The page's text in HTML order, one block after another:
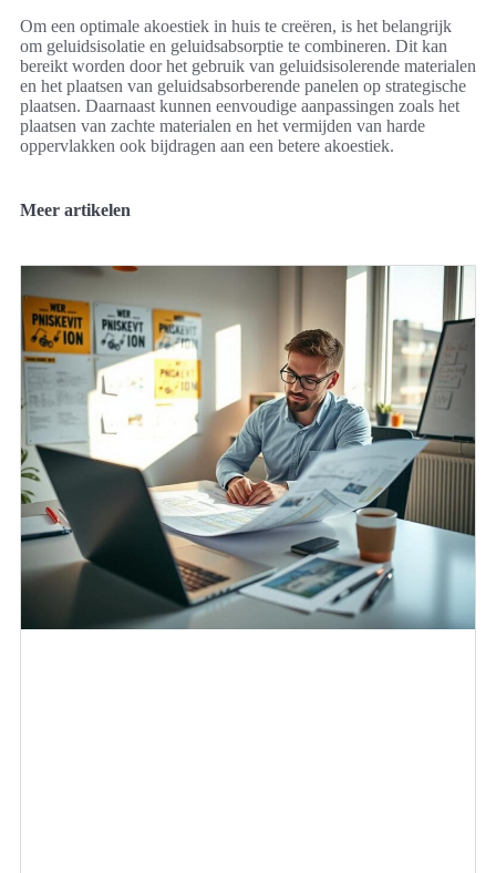
Om een optimale akoestiek in huis te creëren, is het belangrijk
om geluidsisolatie en geluidsabsorptie te combineren. Dit kan
bereikt worden door het gebruik van geluidsisolerende materialen
en het plaatsen van geluidsabsorberende panelen op strategische
plaatsen. Daarnaast kunnen eenvoudige aanpassingen zoals het
plaatsen van zachte materialen en het vermijden van harde
oppervlakken ook bijdragen aan een betere akoestiek.
Meer artikelen